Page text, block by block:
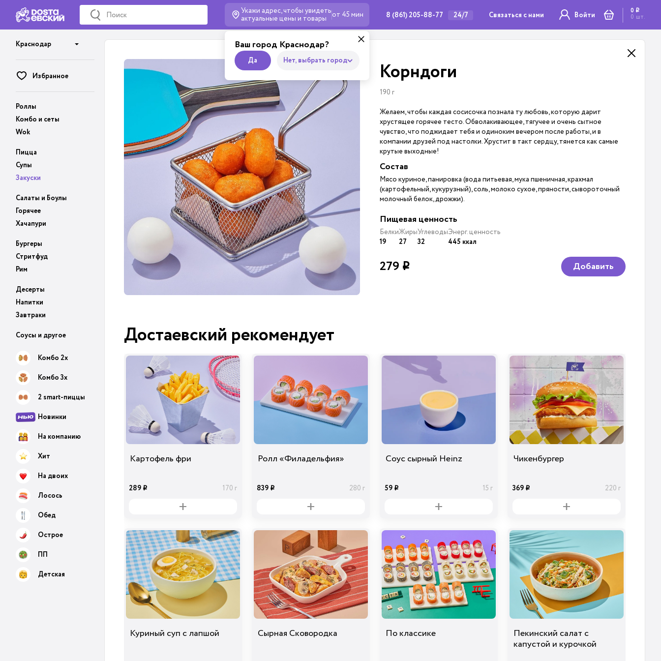
Укажи адрес, чтобы увидеть
актуальные цены и товары от 45 мин
Ваш город Краснодар?
Да Нет, выбрать город
8 (861) 205-88-77 24/7 Связаться с нами Войти 0 i
0 шт.
Краснодар
Избранное
Роллы
Комбо и сеты
Wok
Пицца
Супы
Закуски
Салаты и Боулы
Горячее
Хачапури
Бургеры
Стритфуд
Рим
Десерты
Напитки
Завтраки
Соусы и другое
Комбо 2х
Комбо 3х
2 smart-пиццы
Новинки
На компанию
Хит
На двоих
Лосось
Обед
Острое
ПП
Детская
Корндоги
190 г
Желаем, чтобы каждая сосисочка познала ту любовь, которую дарит
хрустящее горячее тесто. Обволакивающее, тягучее и очень сытное
чувство, что поджидает тебя и одиноким вечером после работы, и в
компании друзей под настолки. Хрустит в такт сердцу, тянется как самые
крутые выходные!
Состав
Мясо куриное, панировка (вода питьевая, мука пшеничная, крахмал
(картофельный, кукурузный), соль, молоко сухое, пряности, сывороточный
молочный белок, дрожжи).
Пищевая ценность
Белки
19
Жиры
27
Углеводы
32
Энерг. ценность
445 ккал
279 i Добавить
Достаевский рекомендует
Картофель фри
289 i 170 г
Ролл «Филадельфия»
839 i 280 г
Соус сырный Heinz
59 i 15 г
Чикенбургер
369 i 220 г
Куриный суп с лапшой Сырная Сковородка По классике
Пекинский салат с
капустой и курочкой